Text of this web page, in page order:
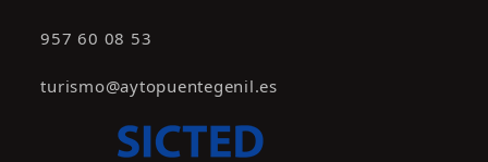
957 60 08 53
turismo@aytopuentegenil.es